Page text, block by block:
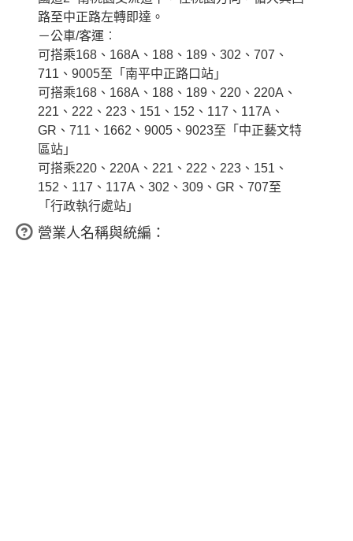
路至中正路左轉即達。
－公車/客運︰
可搭乘168、168A、188、189、302、707、
711、9005至「南平中正路口站」
可搭乘168、168A、188、189、220、220A、
221、222、223、151、152、117、117A、
GR、711、1662、9005、9023至「中正藝文特
區站」
可搭乘220、220A、221、222、223、151、
152、117、117A、302、309、GR、707至
「行政執行處站」
營業人名稱與統編：